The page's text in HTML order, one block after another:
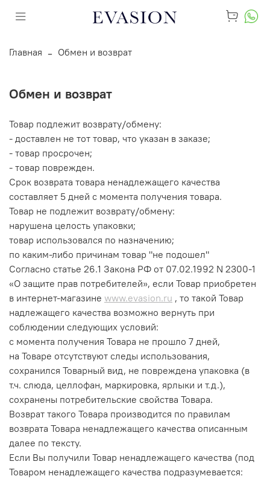
Главная Обмен и возврат
Обмен и возврат
Товар подлежит возврату/обмену:
- доставлен не тот товар, что указан в заказе;
- товар просрочен;
- товар поврежден.
Срок возврата товара ненадлежащего качества
составляет 5 дней с момента получения товара.
Товар не подлежит возврату/обмену:
нарушена целость упаковки;
товар использовался по назначению;
по каким-либо причинам товар "не подошел"
Согласно статье 26.1 Закона РФ от 07.02.1992 N 2300-1
«О защите прав потребителей», если Товар приобретен
в интернет-магазине www.evasion.ru , то такой Товар
надлежащего качества возможно вернуть при
соблюдении следующих условий:
с момента получения Товара не прошло 7 дней,
на Товаре отсутствуют следы использования,
сохранился Товарный вид, не повреждена упаковка (в
т.ч. слюда, целлофан, маркировка, ярлыки и т.д.),
сохранены потребительские свойства Товара.
Возврат такого Товара производится по правилам
возврата Товара ненадлежащего качества описанным
далее по тексту.
Если Вы получили Товар ненадлежащего качества (под
Товаром ненадлежащего качества подразумевается: